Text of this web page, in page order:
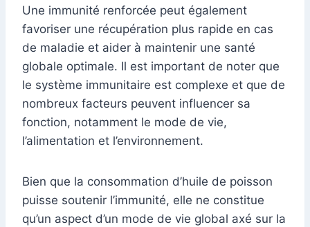
Une immunité renforcée peut également
favoriser une récupération plus rapide en cas
de maladie et aider à maintenir une santé
globale optimale. Il est important de noter que
le système immunitaire est complexe et que de
nombreux facteurs peuvent influencer sa
fonction, notamment le mode de vie,
l’alimentation et l’environnement.
Bien que la consommation d’huile de poisson
puisse soutenir l’immunité, elle ne constitue
qu’un aspect d’un mode de vie global axé sur la